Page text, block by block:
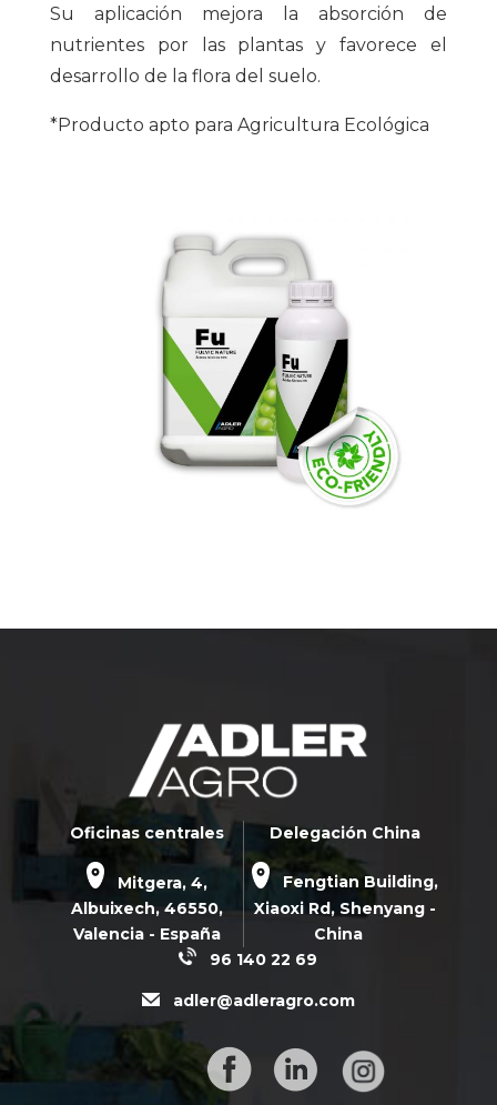
Su aplicación mejora la absorción de
nutrientes por las plantas y favorece el
desarrollo de la flora del suelo.
*Producto apto para Agricultura Ecológica
Oficinas centrales
Mitgera, 4,
Albuixech, 46550,
Valencia - España
Delegación China
Fengtian Building,
Xiaoxi Rd,Shenyang -
China
96 140 22 69
adler@adleragro.com